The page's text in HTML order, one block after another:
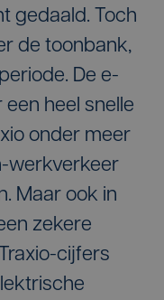
gedaald. Toch
de toonbank,
De e-
heel snelle
onder meer
werkverkeer
Maar ook in
zekere
cijfers